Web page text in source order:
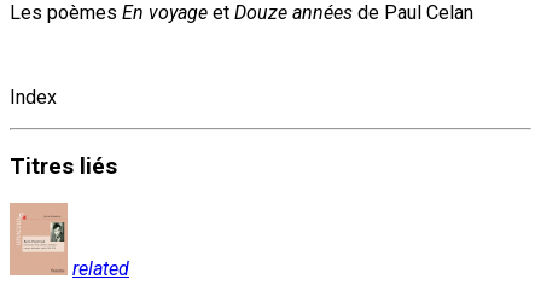
Les poèmes En voyage et Douze années de Paul Celan
Index
Titres liés
related